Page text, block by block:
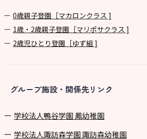
0歳親子登園［マカロンクラス ]
1歳・2歳親子登園［マリポサクラス ]
2歳児ひとり登園［ゆず組 ]
グループ施設・関係先リンク
学校法⼈鴨⾕学園 鳳幼稚園
学校法⼈諏訪森学園 諏訪森幼稚園